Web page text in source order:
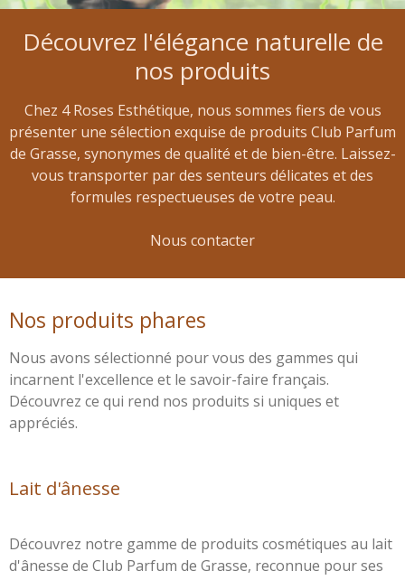
Découvrez l'élégance naturelle de
nos produits
Chez 4 Roses Esthétique, nous sommes fiers de vous
présenter une sélection exquise de produits Club Parfum
de Grasse, synonymes de qualité et de bien-être. Laissez-
vous transporter par des senteurs délicates et des
formules respectueuses de votre peau.
Nous contacter
Nos produits phares
Nous avons sélectionné pour vous des gammes qui
incarnent l'excellence et le savoir-faire français.
Découvrez ce qui rend nos produits si uniques et
appréciés.
Lait d'ânesse
Découvrez notre gamme de produits cosmétiques au lait
d'ânesse de Club Parfum de Grasse, reconnue pour ses